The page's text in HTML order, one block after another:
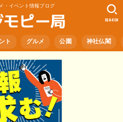
・イベント情報ブログ
ピー局
ト グルメ 公園 神社仏閣
SEARCH